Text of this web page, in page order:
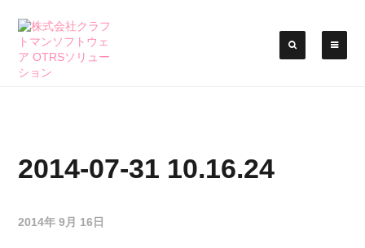
2014-07-31 10.16.24
2014年 9月 16日